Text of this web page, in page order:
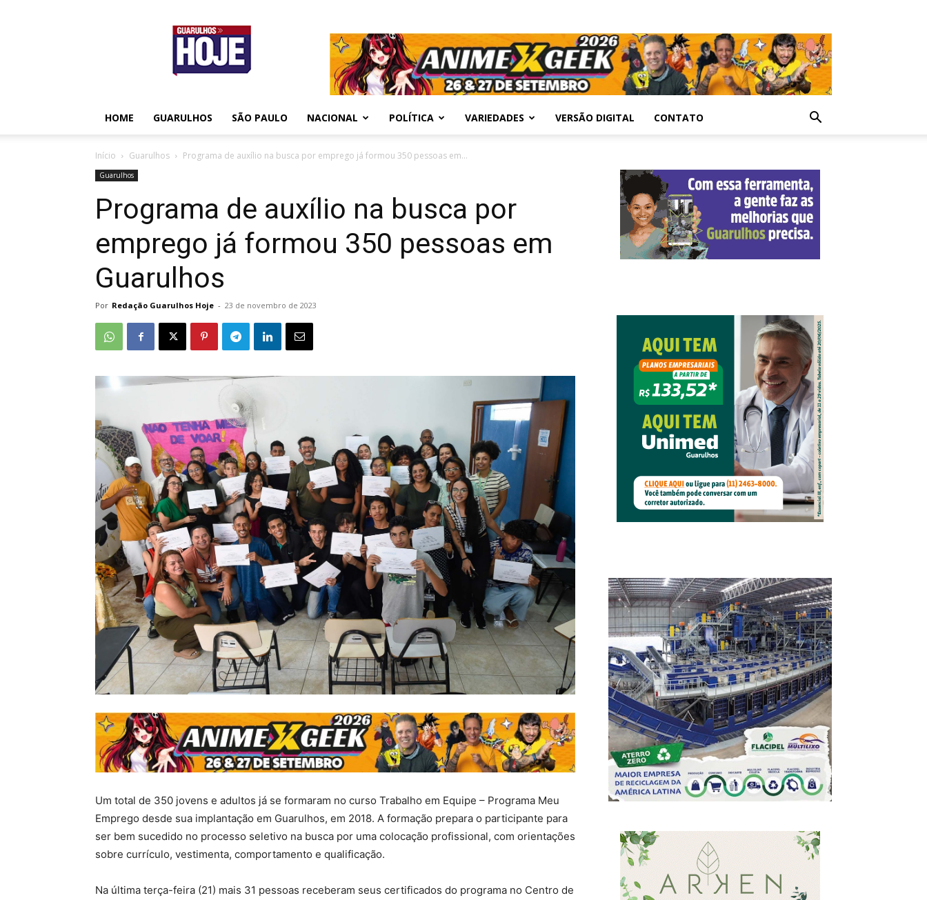
Guarulhos
Hoje
HOME GUARULHOS SÃO PAULO NACIONAL POLÍTICA VARIEDADES VERSÃO DIGITAL CONTATO
Início Guarulhos Programa de auxílio na busca por emprego já formou 350 pessoas em...
Guarulhos
Programa de auxílio na busca por
emprego já formou 350 pessoas em
Guarulhos
Por Redação Guarulhos Hoje - 23 de novembro de 2023
Um total de 350 jovens e adultos já se formaram no curso Trabalho em Equipe – Programa Meu
Emprego desde sua implantação em Guarulhos, em 2018. A formação prepara o participante para
ser bem sucedido no processo seletivo na busca por uma colocação profissional, com orientações
sobre currículo, vestimenta, comportamento e qualificação.
Na última terça-feira (21) mais 31 pessoas receberam seus certificados do programa no Centro de